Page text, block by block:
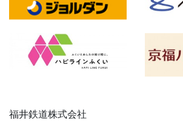
福井鉄道株式会社